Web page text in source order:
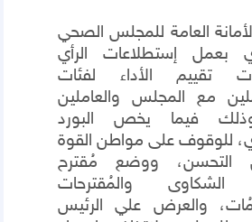
العامة للمجلس الصحي
بعمل إستطلاعات الرأي
تقييم الأداء لفئات
مع المجلس والعاملين
فيما يخص البورد
للوقوف على مواطن القوة
التحسن، ووضع مُقترح
الشكاوى والمُقترحات
والعرض علي الرئيس